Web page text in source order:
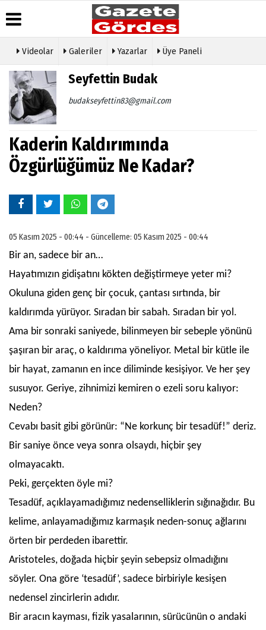
Üye Paneli
Haber
Arşivi
Gazete
Arşivi
Günün
Haberleri
Hava
Durumu
Gazete
Biyografiler
Köşe
Yazarları
Video
Galeri
Etkinlikler
Videolar Galeriler Yazarlar Üye Paneli
Seyfettin Budak
budakseyfettin83@gmail.com
Kaderin Kaldırımında
Özgürlüğümüz Ne Kadar?
05 Kasım 2025 - 00:44 - Güncelleme: 05 Kasım 2025 - 00:44
Bir an, sadece bir an…
Hayatımızın gidişatını kökten değiştirmeye yeter mi?
Okuluna giden genç bir çocuk, çantası sırtında, bir
kaldırımda yürüyor. Sıradan bir sabah. Sıradan bir yol.
Ama bir sonraki saniyede, bilinmeyen bir sebeple yönünü
şaşıran bir araç, o kaldırıma yöneliyor. Metal bir kütle ile
bir hayat, zamanın en ince diliminde kesişiyor. Ve her şey
susuyor. Geriye, zihnimizi kemiren o ezeli soru kalıyor:
Neden?
Cevabı basit gibi görünür: “Ne korkunç bir tesadüf!” deriz.
Bir saniye önce veya sonra olsaydı, hiçbir şey
olmayacaktı.
Peki, gerçekten öyle mi?
Tesadüf, açıklayamadığımız nedenselliklerin sığınağıdır. Bu
kelime, anlayamadığımız karmaşık neden-sonuç ağlarını
örten bir perdeden ibarettir.
Aristoteles, doğada hiçbir şeyin sebepsiz olmadığını
söyler. Ona göre ‘tesadüf’, sadece birbiriyle kesişen
nedensel zincirlerin adıdır.
Bir aracın kayması, fizik yasalarının, sürücünün o andaki